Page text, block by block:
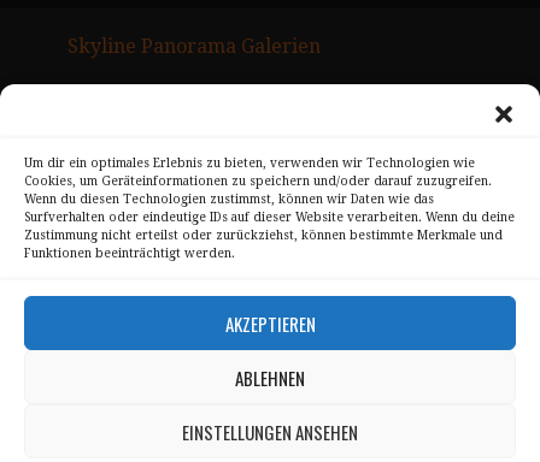
Um dir ein optimales Erlebnis zu bieten, verwenden wir Technologien wie
Cookies, um Geräteinformationen zu speichern und/oder darauf zuzugreifen.
Wenn du diesen Technologien zustimmst, können wir Daten wie das
Surfverhalten oder eindeutige IDs auf dieser Website verarbeiten. Wenn du deine
Zustimmung nicht erteilst oder zurückziehst, können bestimmte Merkmale und
Funktionen beeinträchtigt werden.
AKZEPTIEREN
ABLEHNEN
EINSTELLUNGEN ANSEHEN
Skyline Panorama Galerien
Kontakt
Alle Bilder unterliegen dem Urheberrecht von
All pictures © 2008 – 2026 by